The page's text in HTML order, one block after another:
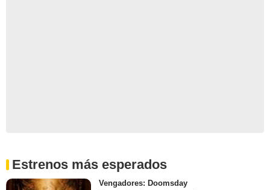
Estrenos más esperados
Vengadores: Doomsday